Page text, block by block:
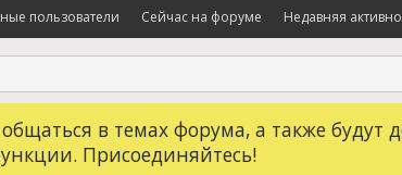
в темах форума, а также будут
Присоединяйтесь!
пользователи Сейчас на форуме Недавняя